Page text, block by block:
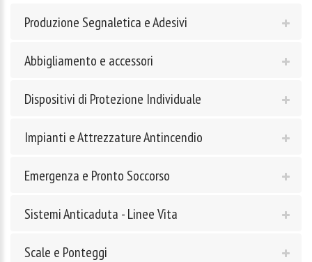
Produzione Segnaletica e Adesivi
Abbigliamento e accessori
Dispositivi di Protezione Individuale
Impianti e Attrezzature Antincendio
Emergenza e Pronto Soccorso
Sistemi Anticaduta - Linee Vita
Scale e Ponteggi